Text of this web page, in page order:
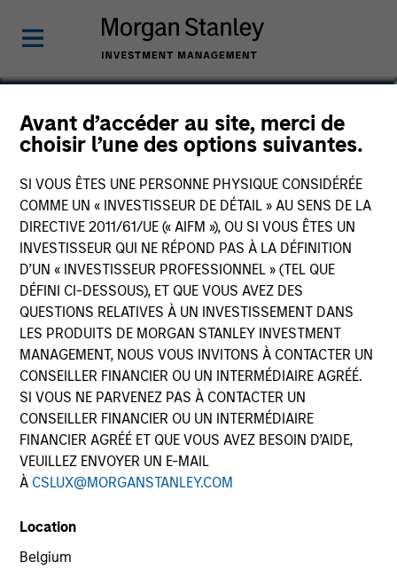
Avant d’accéder au site, merci de
choisir l’une des options suivantes.
SI VOUS ÊTES UNE PERSONNE PHYSIQUE CONSIDÉRÉE
COMME UN « INVESTISSEUR DE DÉTAIL » AU SENS DE LA
DIRECTIVE 2011/61/UE (« AIFM »), OU SI VOUS ÊTES UN
INVESTISSEUR QUI NE RÉPOND PAS À LA DÉFINITION
D’UN « INVESTISSEUR PROFESSIONNEL » (TEL QUE
DÉFINI CI-DESSOUS), ET QUE VOUS AVEZ DES
QUESTIONS RELATIVES À UN INVESTISSEMENT DANS
LES PRODUITS DE MORGAN STANLEY INVESTMENT
MANAGEMENT, NOUS VOUS INVITONS À CONTACTER UN
CONSEILLER FINANCIER OU UN INTERMÉDIAIRE AGRÉÉ.
SI VOUS NE PARVENEZ PAS À CONTACTER UN
CONSEILLER FINANCIER OU UN INTERMÉDIAIRE
FINANCIER AGRÉÉ ET QUE VOUS AVEZ BESOIN D’AIDE,
VEUILLEZ ENVOYER UN E-MAIL
À CSLUX@MORGANSTANLEY.COM
Location
Belgium
Zenabu Labri
Head of Sustainability Regulation and